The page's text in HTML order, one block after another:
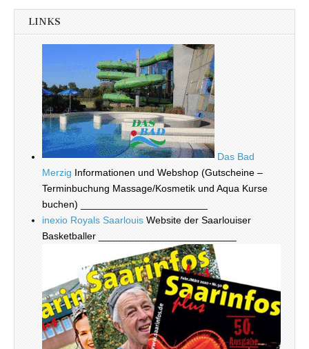
LINKS
Das Bad
Merzig Informationen und Webshop (Gutscheine –
Terminbuchung Massage/Kosmetik und Aqua Kurse
buchen) _______________________
inexio Royals Saarlouis Website der Saarlouiser
Basketballer _________________________